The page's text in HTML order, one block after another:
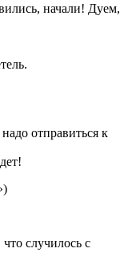
начали! Дуем,
отправиться к
случилось с